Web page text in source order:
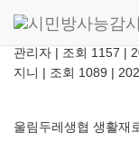
어린이집 식단 작
관리자 | 조회 1157 |
지니 | 조회 1089 |
울림두레생협 생활재